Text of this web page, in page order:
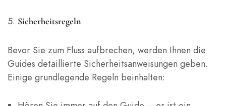
Sicherheitsregeln
Bevor Sie zum Fluss aufbrechen, werden Ihnen die
Guides detaillierte Sicherheitsanweisungen geben.
Einige grundlegende Regeln beinhalten: